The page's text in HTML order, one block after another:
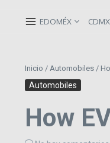
EDOMÉX CDMX
Inicio / Automobiles /
Automobiles
How